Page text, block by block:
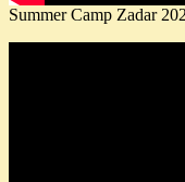
Summer Camp Zadar